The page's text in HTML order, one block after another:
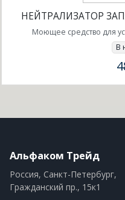
НЕЙТРАЛИЗАТОР
Моющее средство для
В
Альфаком Трейд
Россия, Санкт-Петербург,
Гражданский пр., 15к1